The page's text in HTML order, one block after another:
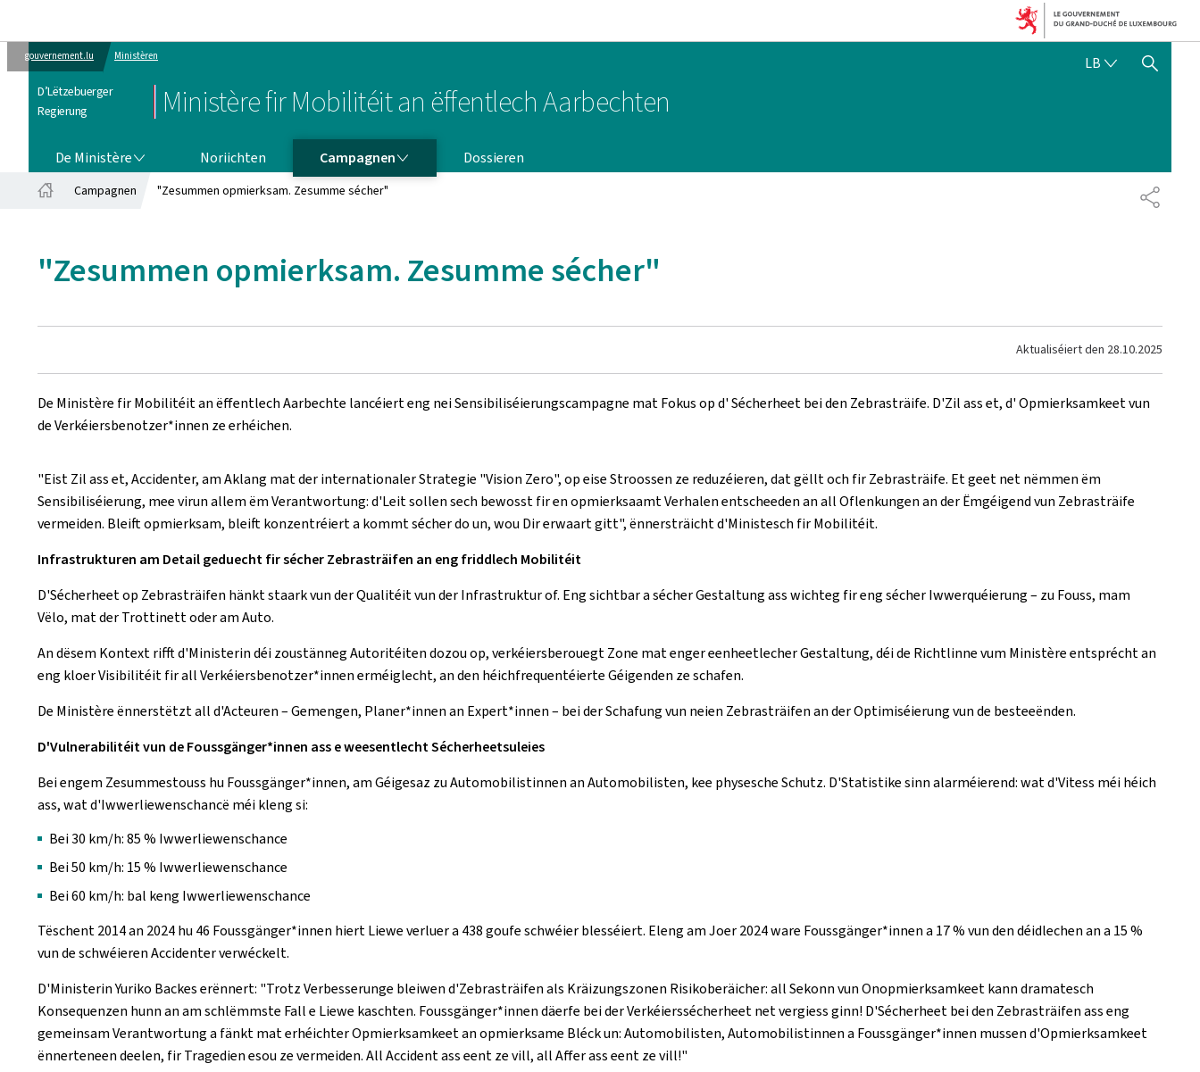
gouvernement.lu Ministèren
D’Lëtzebuerger
Regierung
Ministère fir Mobilitéit an ëffentlech Aarbechten
LB SHOW HIDE SEARCH
De Ministère Noriichten Campagnen
Dossieren
Campagnen "Zesummen opmierksam. Zesumme sécher"
"Zesummen opmierksam. Zesumme sécher"
Aktualiséiert den 28.10.2025
De Ministère fir Mobilitéit an ëffentlech Aarbechte lancéiert eng nei Sensibiliséierungscampagne mat Fokus op d' Sécherheet bei den Zebrasträife. D'Zil ass et, d' Opmierksamkeet vun
de Verkéiersbenotzer*innen ze erhéichen.
"Eist Zil ass et, Accidenter, am Aklang mat der internationaler Strategie "Vision Zero", op eise Stroossen ze reduzéieren, dat gëllt och fir Zebrasträife. Et geet net nëmmen ëm
Sensibiliséierung, mee virun allem ëm Verantwortung: d'Leit sollen sech bewosst fir en opmierksaamt Verhalen entscheeden an all Oflenkungen an der Ëmgéigend vun Zebrasträife
vermeiden. Bleift opmierksam, bleift konzentréiert a kommt sécher do un, wou Dir erwaart gitt", ënnersträicht d'Ministesch fir Mobilitéit.
Infrastrukturen am Detail geduecht fir sécher Zebrasträifen an eng friddlech Mobilitéit
D'Sécherheet op Zebrasträifen hänkt staark vun der Qualitéit vun der Infrastruktur of. Eng sichtbar a sécher Gestaltung ass wichteg fir eng sécher Iwwerquéierung – zu Fouss, mam
Vëlo, mat der Trottinett oder am Auto.
An dësem Kontext rifft d'Ministerin déi zoustänneg Autoritéiten dozou op, verkéiersberouegt Zone mat enger eenheetlecher Gestaltung, déi de Richtlinne vum Ministère entsprécht an
eng kloer Visibilitéit fir all Verkéiersbenotzer*innen erméiglecht, an den héichfrequentéierte Géigenden ze schafen.
De Ministère ënnerstëtzt all d'Acteuren – Gemengen, Planer*innen an Expert*innen – bei der Schafung vun neien Zebrasträifen an der Optimiséierung vun de besteeënden.
D'Vulnerabilitéit vun de Foussgänger*innen ass e weesentlecht Sécherheetsuleies
Bei engem Zesummestouss hu Foussgänger*innen, am Géigesaz zu Automobilistinnen an Automobilisten, kee physesche Schutz. D'Statistike sinn alarméierend: wat d'Vitess méi héich
ass, wat d'Iwwerliewenschancë méi kleng si:
Bei 30 km/h: 85 % Iwwerliewenschance
Bei 50 km/h: 15 % Iwwerliewenschance
Bei 60 km/h: bal keng Iwwerliewenschance
Tëschent 2014 an 2024 hu 46 Foussgänger*innen hiert Liewe verluer a 438 goufe schwéier blesséiert. Eleng am Joer 2024 ware Foussgänger*innen a 17 % vun den déidlechen an a 15 %
vun de schwéieren Accidenter verwéckelt.
D'Ministerin Yuriko Backes erënnert: "Trotz Verbesserunge bleiwen d'Zebrasträifen als Kräizungszonen Risikoberäicher: all Sekonn vun Onopmierksamkeet kann dramatesch
Konsequenzen hunn an am schlëmmste Fall e Liewe kaschten. Foussgänger*innen däerfe bei der Verkéierssécherheet net vergiess ginn! D'Sécherheet bei den Zebrasträifen ass eng
gemeinsam Verantwortung a fänkt mat erhéichter Opmierksamkeet an opmierksame Bléck un: Automobilisten, Automobilistinnen a Foussgänger*innen mussen d'Opmierksamkeet
ënnerteneen deelen, fir Tragedien esou ze vermeiden. All Accident ass eent ze vill, all Affer ass eent ze vill!"